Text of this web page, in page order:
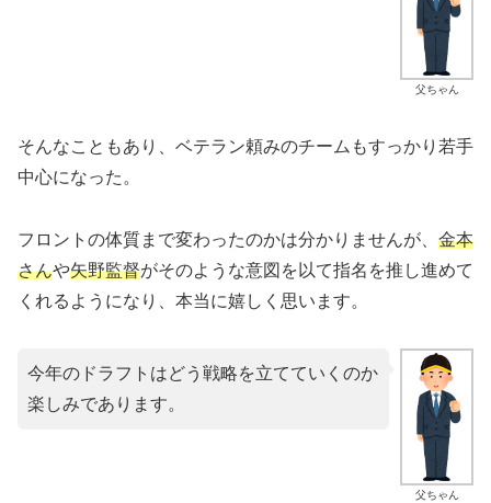
父ちゃん
そんなこともあり、ベテラン頼みのチームもすっかり若手
中心になった。
フロントの体質まで変わったのかは分かりませんが、 金本
さんや矢野監督がそのような意図を以て指名を推し進めて
くれるようになり、本当に嬉しく思います。
父ちゃん
今年のドラフトはどう戦略を立てていくのか
楽しみであります。